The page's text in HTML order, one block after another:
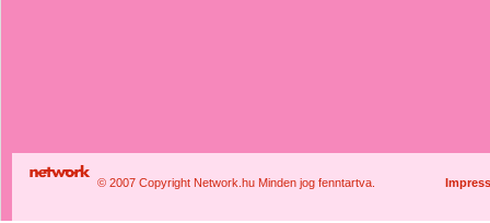
© 2007 Copyright Network.hu Minden jog fenntartva.